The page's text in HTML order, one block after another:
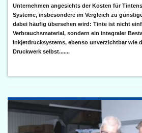
Unternehmen angesichts der Kosten für
Systeme, insbesondere im Vergleich zu
dabei häufig übersehen wird: Tinte ist nicht
Verbrauchsmaterial, sondern ein integraler
Inkjetdrucksystems, ebenso unverzichtbar wie
Druckwerk selbst.......